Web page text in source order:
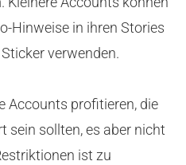
Hinweise in ihren Stories
verwenden.
Accounts profitieren, die
sein sollten, es aber nicht
ist zu